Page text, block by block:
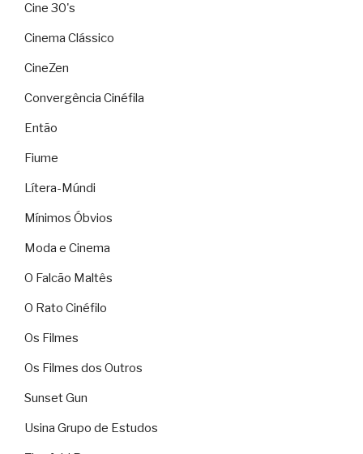
Cine 30's
Cinema Clássico
CineZen
Convergência Cinéfila
Então
Fiume
Lítera-Múndi
Mínimos Óbvios
Moda e Cinema
O Falcão Maltês
O Rato Cinéfilo
Os Filmes
Os Filmes dos Outros
Sunset Gun
Usina Grupo de Estudos